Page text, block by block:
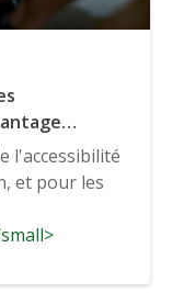
l'accessibilité
et pour les